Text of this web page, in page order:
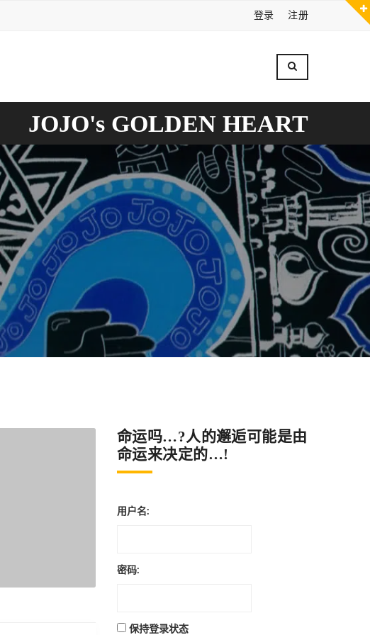
登录 注册
JOJO's GOLDEN HEART
命运吗…?人的邂逅可能是由
命运来决定的…!
用户名:
密码:
保持登录状态